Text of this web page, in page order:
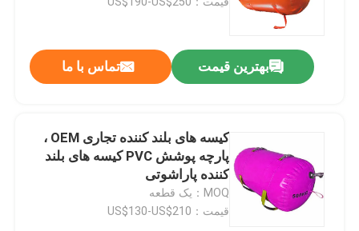
بهترین قیمت تماس با ما
کیسه های بلند کننده تجاری OEM ،
پارچه پوشش PVC کیسه های بلند
کننده پاراشوتی
MOQ：یک قطعه
قیمت：US$130-US$210